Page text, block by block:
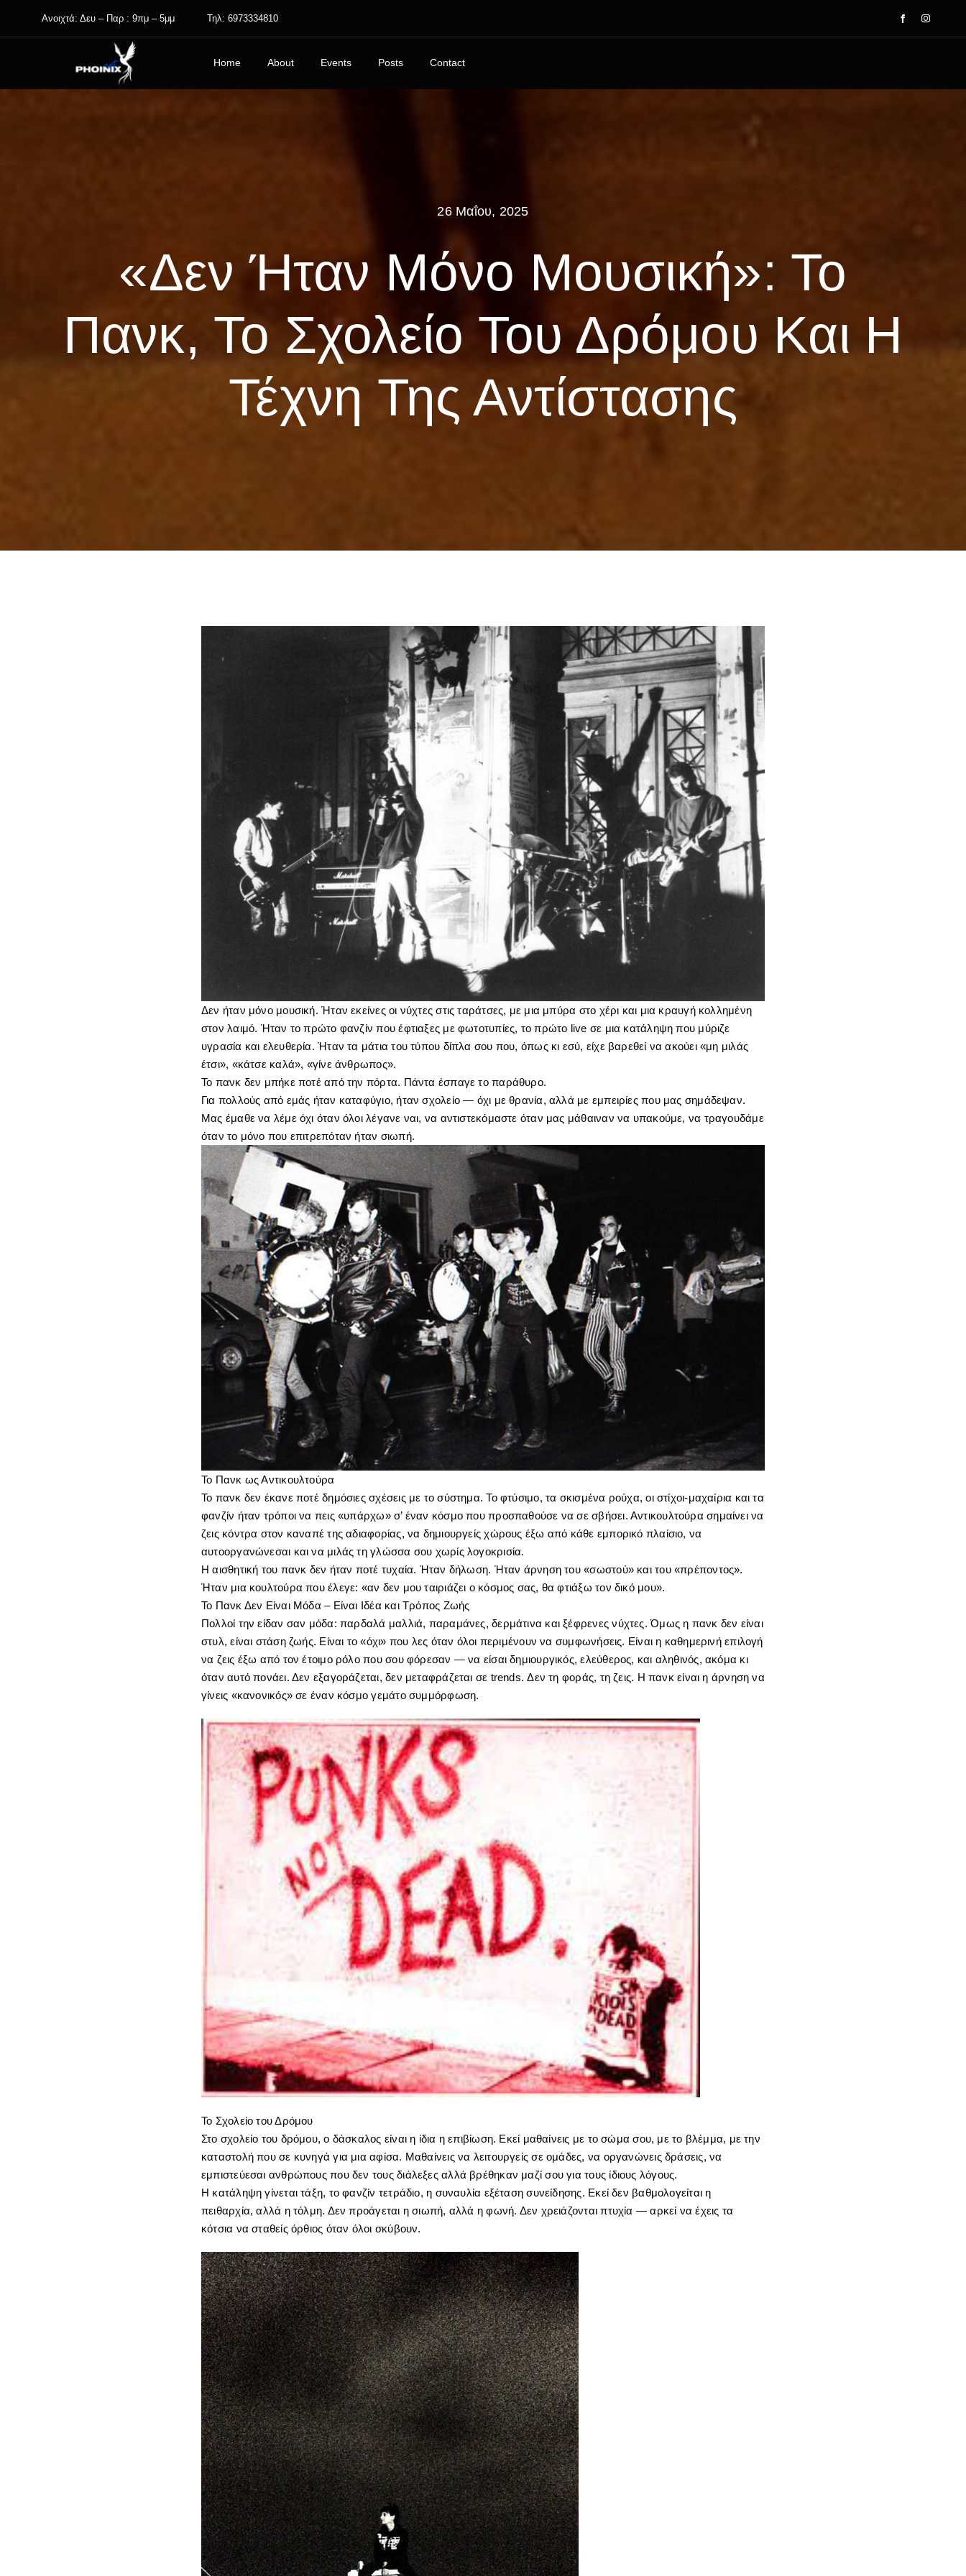
Ανοιχτά: Δευ – Παρ : 9πμ – 5μμ Τηλ: 6973334810
Home About Events Posts Contact
26 Μαΐου, 2025
«Δεν Ήταν Μόνο Μουσική»: Το
Πανκ, Το Σχολείο Του Δρόμου Και Η
Τέχνη Της Αντίστασης
Δεν ήταν μόνο μουσική. Ήταν εκείνες οι νύχτες στις ταράτσες, με μια μπύρα στο χέρι και μια κραυγή κολλημένη
στον λαιμό. Ήταν το πρώτο φανζίν που έφτιαξες με φωτοτυπίες, το πρώτο live σε μια κατάληψη που μύριζε
υγρασία και ελευθερία. Ήταν τα μάτια του τύπου δίπλα σου που, όπως κι εσύ, είχε βαρεθεί να ακούει «μη μιλάς
έτσι», «κάτσε καλά», «γίνε άνθρωπος».
Το πανκ δεν μπήκε ποτέ από την πόρτα. Πάντα έσπαγε το παράθυρο.
Για πολλούς από εμάς ήταν καταφύγιο, ήταν σχολείο — όχι με θρανία, αλλά με εμπειρίες που μας σημάδεψαν.
Μας έμαθε να λέμε όχι όταν όλοι λέγανε ναι, να αντιστεκόμαστε όταν μας μάθαιναν να υπακούμε, να τραγουδάμε
όταν το μόνο που επιτρεπόταν ήταν σιωπή.
Το Πανκ ως Αντικουλτούρα
Το πανκ δεν έκανε ποτέ δημόσιες σχέσεις με το σύστημα. Το φτύσιμο, τα σκισμένα ρούχα, οι στίχοι-μαχαίρια και τα
φανζίν ήταν τρόποι να πεις «υπάρχω» σ’ έναν κόσμο που προσπαθούσε να σε σβήσει. Αντικουλτούρα σημαίνει να
ζεις κόντρα στον καναπέ της αδιαφορίας, να δημιουργείς χώρους έξω από κάθε εμπορικό πλαίσιο, να
αυτοοργανώνεσαι και να μιλάς τη γλώσσα σου χωρίς λογοκρισία.
Η αισθητική του πανκ δεν ήταν ποτέ τυχαία. Ήταν δήλωση. Ήταν άρνηση του «σωστού» και του «πρέποντος».
Ήταν μια κουλτούρα που έλεγε: «αν δεν μου ταιριάζει ο κόσμος σας, θα φτιάξω τον δικό μου».
Το Πανκ Δεν Είναι Μόδα – Είναι Ιδέα και Τρόπος Ζωής
Πολλοί την είδαν σαν μόδα: παρδαλά μαλλιά, παραμάνες, δερμάτινα και ξέφρενες νύχτες. Όμως η πανκ δεν είναι
στυλ, είναι στάση ζωής. Είναι το «όχι» που λες όταν όλοι περιμένουν να συμφωνήσεις. Είναι η καθημερινή επιλογή
να ζεις έξω από τον έτοιμο ρόλο που σου φόρεσαν — να είσαι δημιουργικός, ελεύθερος, και αληθινός, ακόμα κι
όταν αυτό πονάει. Δεν εξαγοράζεται, δεν μεταφράζεται σε trends. Δεν τη φοράς, τη ζεις. Η πανκ είναι η άρνηση να
γίνεις «κανονικός» σε έναν κόσμο γεμάτο συμμόρφωση.
Το Σχολείο του Δρόμου
Στο σχολείο του δρόμου, ο δάσκαλος είναι η ίδια η επιβίωση. Εκεί μαθαίνεις με το σώμα σου, με το βλέμμα, με την
καταστολή που σε κυνηγά για μια αφίσα. Μαθαίνεις να λειτουργείς σε ομάδες, να οργανώνεις δράσεις, να
εμπιστεύεσαι ανθρώπους που δεν τους διάλεξες αλλά βρέθηκαν μαζί σου για τους ίδιους λόγους.
Η κατάληψη γίνεται τάξη, το φανζίν τετράδιο, η συναυλία εξέταση συνείδησης. Εκεί δεν βαθμολογείται η
πειθαρχία, αλλά η τόλμη. Δεν προάγεται η σιωπή, αλλά η φωνή. Δεν χρειάζονται πτυχία — αρκεί να έχεις τα
κότσια να σταθείς όρθιος όταν όλοι σκύβουν.